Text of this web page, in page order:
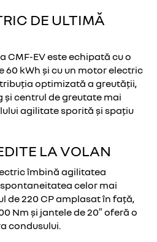
DE ULTIMĂ
EV este echipată cu o
60 kWh și cu un motor electric
optimizată a greutății,
centrul de greutate mai
agilitate sporită și spațiu
LA VOLAN
îmbină agilitatea
celor mai
de 220 CP amplasat în față,
Nm și jantele de 20″ oferă o
condusului.